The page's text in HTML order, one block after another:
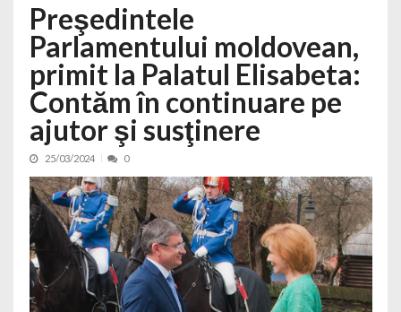
Preşedintele
Parlamentului moldovean,
primit la Palatul Elisabeta:
Contăm în continuare pe
ajutor şi susţinere
25/03/2024 0